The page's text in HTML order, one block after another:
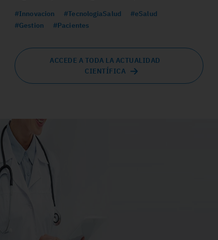
#Innovacion #TecnologiaSalud
#eSalud
#Gestion
#Pacientes
ACCEDE A TODA LA ACTUALIDAD
CIENTÍFICA